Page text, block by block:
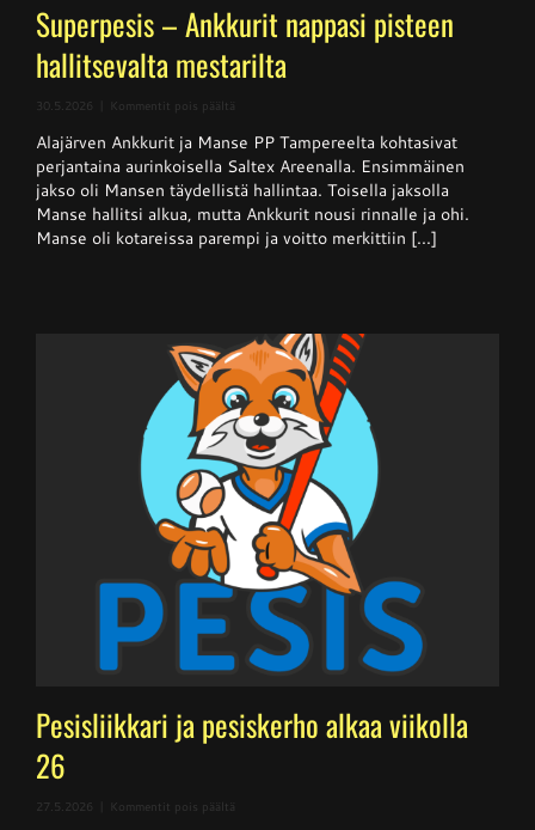
Superpesis – Ankkurit nappasi pisteen
hallitsevalta mestarilta
30.5.2026 Kommentit pois päältä
–
Ankkurit
nappasi
pisteen
hallitsevalta
mestarilta
Alajärven Ankkurit ja Manse PP Tampereelta kohtasivat
perjantaina aurinkoisella Saltex Areenalla. Ensimmäinen
jakso oli Mansen täydellistä hallintaa. Toisella jaksolla
Manse hallitsi alkua, mutta Ankkurit nousi rinnalle ja ohi.
Manse oli kotareissa parempi ja voitto merkittiin [...]
Pesisliikkari ja pesiskerho alkaa viikolla
26
27.5.2026 Kommentit pois päältä